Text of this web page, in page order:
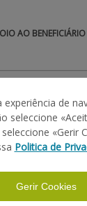
AO BENEFICIÁRIO
de
seleccione
«Gerir
Politica de
Gerir Cookies